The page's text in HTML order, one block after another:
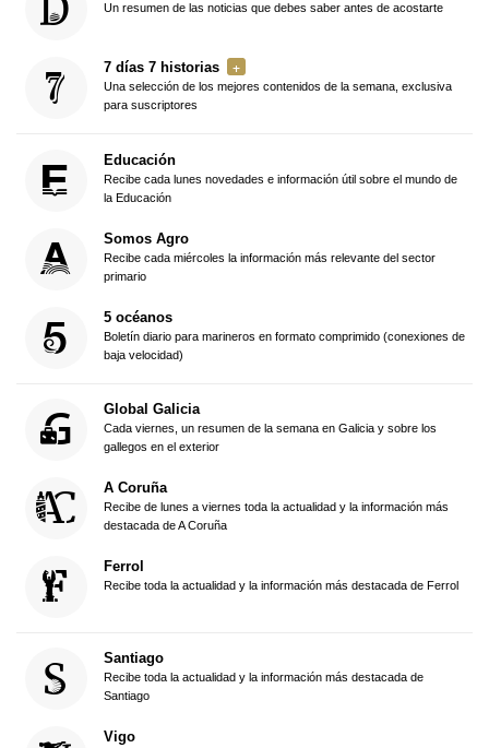
Un resumen de las noticias que debes saber antes de acostarte
7 días 7 historias
Una selección de los mejores contenidos de la semana, exclusiva
para suscriptores
Educación
Recibe cada lunes novedades e información útil sobre el mundo de
la Educación
Somos Agro
Recibe cada miércoles la información más relevante del sector
primario
5 océanos
Boletín diario para marineros en formato comprimido (conexiones de
baja velocidad)
Global Galicia
Cada viernes, un resumen de la semana en Galicia y sobre los
gallegos en el exterior
A Coruña
Recibe de lunes a viernes toda la actualidad y la información más
destacada de A Coruña
Ferrol
Recibe toda la actualidad y la información más destacada de Ferrol
Santiago
Recibe toda la actualidad y la información más destacada de
Santiago
Vigo